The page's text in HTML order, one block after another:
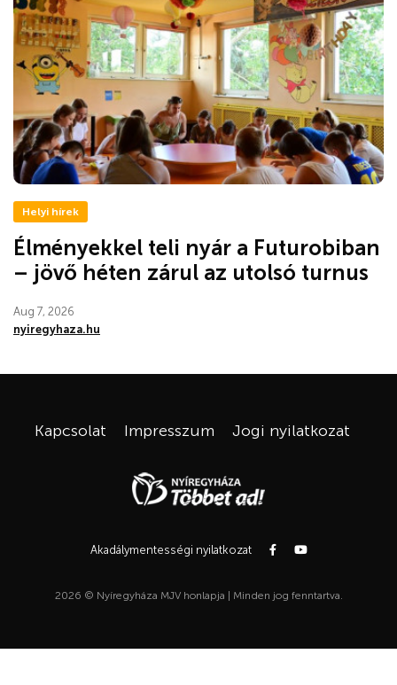
Helyi hírek
Élményekkel teli nyár a Futurobiban
– jövő héten zárul az utolsó turnus
Aug 7, 2026
nyiregyhaza.hu
Kapcsolat Impresszum Jogi nyilatkozat
Akadálymentességi nyilatkozat
2026 © Nyíregyháza MJV honlapja | Minden jog fenntartva.